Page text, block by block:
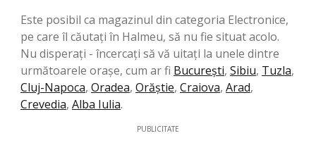
Este posibil ca magazinul din categoria Electronice,
pe care îl căutați în Halmeu, să nu fie situat acolo.
Nu disperați - încercați să vă uitați la unele dintre
următoarele orașe, cum ar fi București, Sibiu, Tuzla,
Cluj-Napoca, Oradea, Orăştie, Craiova, Arad,
Crevedia, Alba Iulia.
PUBLICITATE